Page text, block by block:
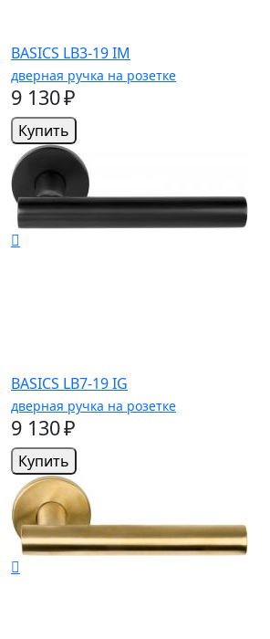
BASICS LB3-19 IM
дверная ручка на розетке
9 130 ₽
Купить
BASICS LB7-19 IG
дверная ручка на розетке
9 130 ₽
Купить